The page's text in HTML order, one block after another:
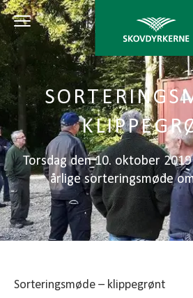
Torsdag den 10. oktober
årlige sorteringsmøde
Sorteringsmøde – klippegrønt